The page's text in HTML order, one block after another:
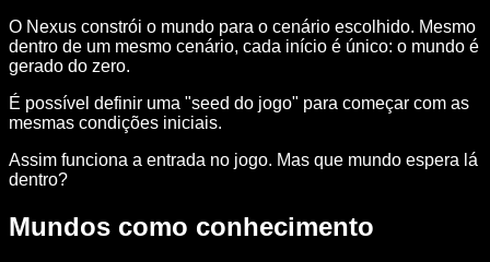
O Nexus constrói o mundo para o cenário escolhido. Mesmo
dentro de um mesmo cenário, cada início é único: o mundo é
gerado do zero.
É possível definir uma "seed do jogo" para começar com as
mesmas condições iniciais.
Assim funciona a entrada no jogo. Mas que mundo espera lá
dentro?
Mundos como conhecimento